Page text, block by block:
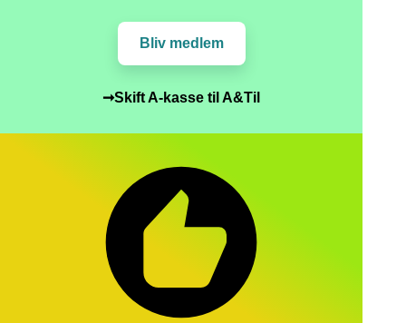
Bliv medlem
➞Skift A-kasse til A&Til